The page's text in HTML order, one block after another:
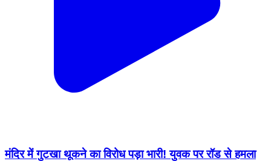
मंदिर में गुटखा थूकने का विरोध पड़ा भारी! युवक पर रॉड से हमला